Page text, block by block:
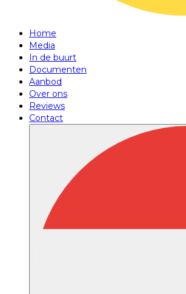
Home
Media
In de buurt
Documenten
Aanbod
Over ons
Reviews
Contact